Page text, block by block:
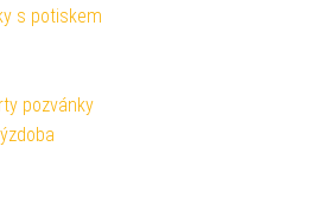
s potiskem
pozvánky